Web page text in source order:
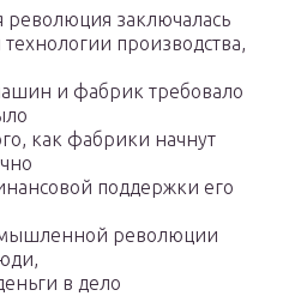
заключалась
производства,
и фабрик требовало
как фабрики начнут
поддержки его
революции
в дело